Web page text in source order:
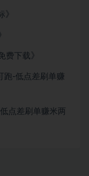
》
费下载 》
跑-低点差刷单赚
点差刷单赚米两